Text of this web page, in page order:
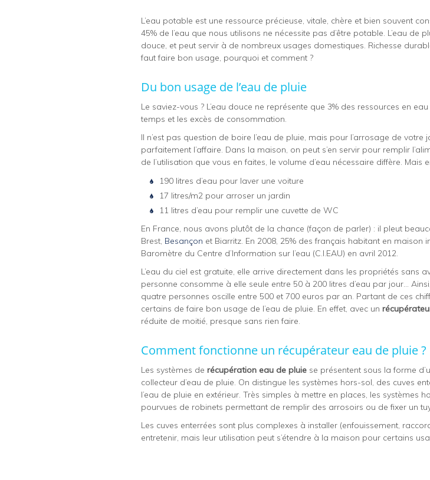
L’eau potable est une ressource précieuse, vitale, chère et bien souvent
45% de l’eau que nous utilisons ne nécessite pas d’être potable. L’eau
douce, et peut servir à de nombreux usages domestiques. Richesse
faut faire bon usage, pourquoi et comment ?
Du bon usage de l’eau de pluie
Le saviez-vous ? L’eau douce ne représente que 3% des ressources en
temps et les excès de consommation.
Il n’est pas question de boire l’eau de pluie, mais pour l’arrosage de
parfaitement l’affaire. Dans la maison, on peut s’en servir pour remplir
de l’utilisation que vous en faites, le volume d’eau nécessaire diffère. Mais
190 litres d’eau pour laver une voiture
17 litres/m2 pour arroser un jardin
11 litres d’eau pour remplir une cuvette de WC
En France, nous avons plutôt de la chance (façon de parler) : il pleut
Brest, Besançon et Biarritz. En 2008, 25% des français habitant en
Baromètre du Centre d’Information sur l’eau (C.I.EAU) en avril 2012.
L’eau du ciel est gratuite, elle arrive directement dans les propriétés sans
personne consomme à elle seule entre 50 à 200 litres d’eau par jour…
quatre personnes oscille entre 500 et 700 euros par an. Partant de ces
certains de faire bon usage de l’eau de pluie. En effet, avec un
réduite de moitié, presque sans rien faire.
Comment fonctionne un récupérateur eau de pluie ?
Les systèmes de récupération eau de pluie se présentent sous la forme
collecteur d’eau de pluie. On distingue les systèmes hors-sol, des cuves
l’eau de pluie en extérieur. Très simples à mettre en places, les
pourvues de robinets permettant de remplir des arrosoirs ou de fixer un
Les cuves enterrées sont plus complexes à installer (enfouissement,
entretenir, mais leur utilisation peut s’étendre à la maison pour certains